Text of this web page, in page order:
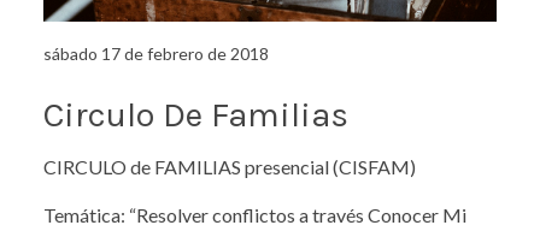
sábado 17 de febrero de 2018
Circulo De Familias
CIRCULO de FAMILIAS presencial (CISFAM)
Temática: “Resolver conflictos a través Conocer Mi